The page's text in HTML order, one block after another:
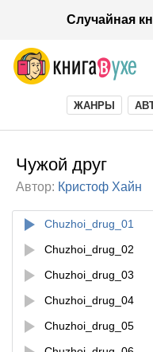
Случайная
ЖАНРЫ
Чужой друг
Автор: Кристоф Хайн
Chuzhoi_drug_01
Chuzhoi_drug_02
Chuzhoi_drug_03
Chuzhoi_drug_04
Chuzhoi_drug_05